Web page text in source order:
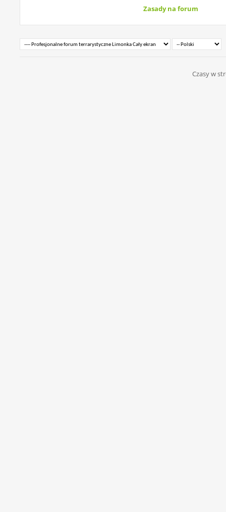
Zasady na forum
Czasy w